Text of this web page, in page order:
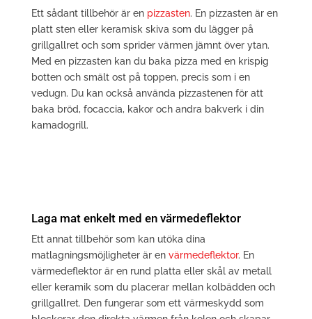
Ett sådant tillbehör är en pizzasten. En pizzasten är en
platt sten eller keramisk skiva som du lägger på
grillgallret och som sprider värmen jämnt över ytan.
Med en pizzasten kan du baka pizza med en krispig
botten och smält ost på toppen, precis som i en
vedugn. Du kan också använda pizzastenen för att
baka bröd, focaccia, kakor och andra bakverk i din
kamadogrill.
Laga mat enkelt med en värmedeflektor
Ett annat tillbehör som kan utöka dina
matlagningsmöjligheter är en värmedeflektor. En
värmedeflektor är en rund platta eller skål av metall
eller keramik som du placerar mellan kolbädden och
grillgallret. Den fungerar som ett värmeskydd som